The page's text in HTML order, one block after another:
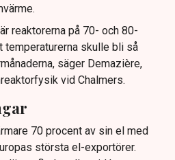
reaktorerna på 70- och 80-
temperaturerna skulle bli så
säger Demazière,
vid Chalmers.
70 procent av sin el med
största el-exportörer.